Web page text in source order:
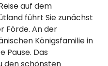
auf dem
führt Sie zunächst
Förde. An der
Königsfamilie in
Pause. Das